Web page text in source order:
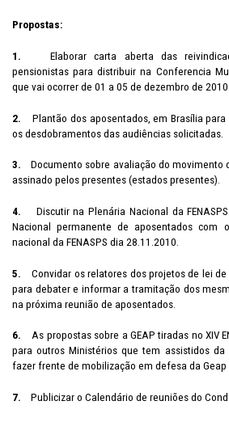
Propostas:
1.
Elaborar carta aberta das
pensionistas para distribuir na Conferencia
que vai ocorrer de 01 a 05 de dezembro de 2010.
2.
Plantão dos aposentados, em Brasília
os desdobramentos das audiências solicitadas.
3.Documento sobre avaliação do movimento
assinado pelos presentes (estados presentes).
4.
Discutir na Plenária Nacional da
Nacional permanente de aposentados com
nacional da FENASPS dia 28.11.2010.
5.
Convidar os relatores dos projetos de lei
para debater e informar a tramitação dos
na próxima reunião de aposentados.
6. As propostas sobre a GEAP tiradas no XIV
para outros Ministérios que tem assistidos da
fazer frente de mobilização em defesa da Geap
7. Publicizar o Calendário de reuniões do